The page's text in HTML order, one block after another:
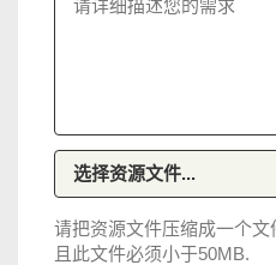
选择资源文件...
请把资源文件压缩成一个
且此文件必须小于50MB.